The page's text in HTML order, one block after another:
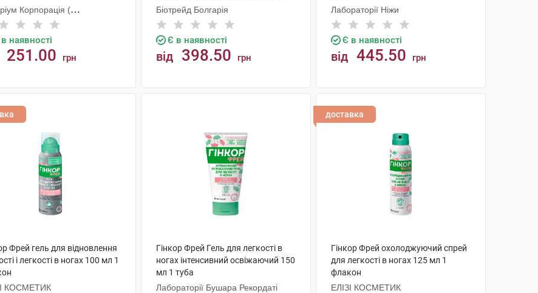
Корпорація (
наявності
251.00 грн
туба
Біотрейд Болгарія
Є в наявності
від 398.50 грн
Лабораторії Ніжи
Є в наявності
від 445.50 грн
Фрей гель для відновлення
і легкості в ногах 100 мл 1
КОСМЕТИК
Гінкор Фрей Гель для легкості в
ногах інтенсивний освіжаючий 150
мл 1 туба
Лабораторії Бушара Рекордаті
доставка
Гінкор Фрей охолоджуючий спрей
для легкості в ногах 125 мл 1
флакон
ЕЛІЗІ КОСМЕТИК